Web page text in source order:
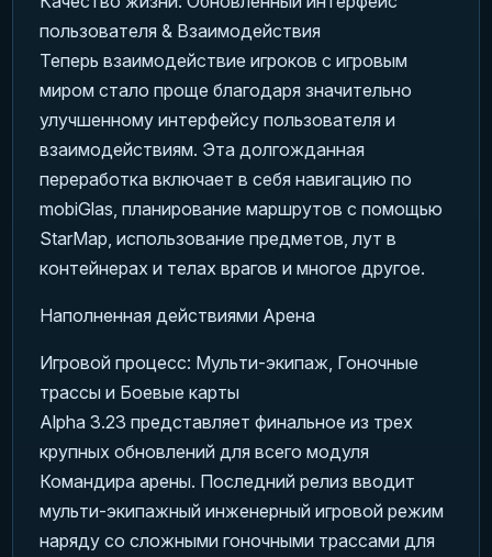
пользователя & Взаимодействия
Теперь взаимодействие игроков с игровым
миром стало проще благодаря значительно
улучшенному интерфейсу пользователя и
взаимодействиям. Эта долгожданная
переработка включает в себя навигацию по
mobiGlas, планирование маршрутов с помощью
StarMap, использование предметов, лут в
контейнерах и телах врагов и многое другое.
Наполненная действиями Арена
Игровой процесс: Мульти-экипаж, Гоночные
трассы и Боевые карты
Alpha 3.23 представляет финальное из трех
крупных обновлений для всего модуля
Командира арены. Последний релиз вводит
мульти-экипажный инженерный игровой режим
наряду со сложными гоночными трассами для